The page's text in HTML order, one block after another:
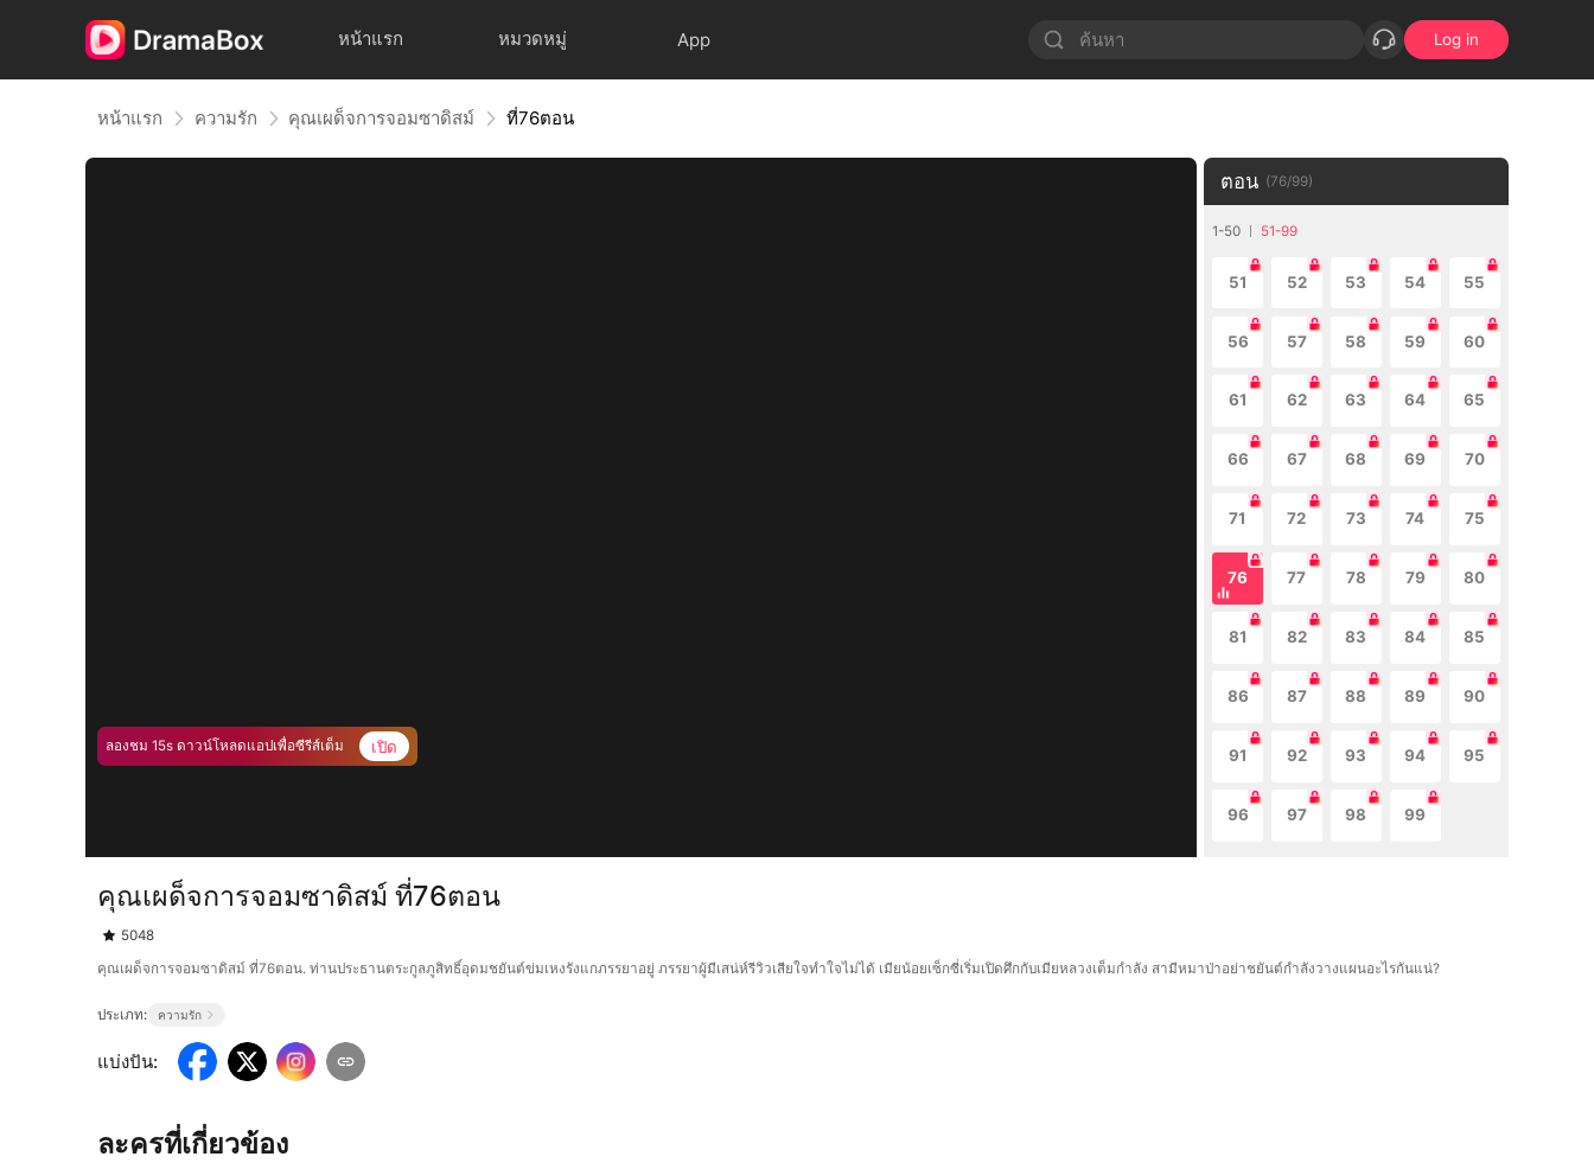
หน้าแรก หมวดหมู่ App Log in
หน้าแรก ความรัก คุณเผด็จการจอมซาดิสม์ ที่76ตอน
ลองชม 15s ดาวน์โหลดแอปเพื่อซีรีส์เต็ม เปิด
ตอน (76/99)
1-50 51-99
51 52 53 54 55
56 57 58 59 60
61 62 63 64 65
66 67 68 69 70
71 72 73 74 75
76 77 78 79 80
81 82 83 84 85
86 87 88 89 90
91 92 93 94 95
96 97 98 99
คุณเผด็จการจอมซาดิสม์ ที่76ตอน
5048
คุณเผด็จการจอมซาดิสม์ ที่76ตอน. ท่านประธานตระกูลภูสิทธิ์อุดมชยันต์ข่มเหงรังแกภรรยาอยู่ ภรรยาผู้มีเสน่ห์รีวิวเสียใจทำใจไม่ได้ เมียน้อยเซ็กซี่เริ่มเปิดศึกกับเมียหลวงเต็มกำลัง สามีหมาป่าอย่าชยันต์กำลังวางแผนอะไรกันแน่?
ประเภท: ความรัก
แบ่งปัน:
ละครที่เกี่ยวข้อง